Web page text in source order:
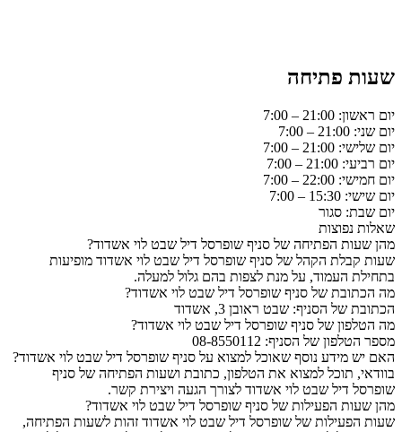
שעות פתיחה
יום ראשון: 21:00 – 7:00
יום שני: 21:00 – 7:00
יום שלישי: 21:00 – 7:00
יום רביעי: 21:00 – 7:00
יום חמישי: 22:00 – 7:00
יום שישי: 15:30 – 7:00
יום שבת: סגור
שאלות נפוצות
מהן שעות הפתיחה של סניף שופרסל דיל שבט לוי אשדוד?
שעות קבלת הקהל של סניף שופרסל דיל שבט לוי אשדוד מופיעות
בתחילת העמוד, על מנת לצפות בהם גלול למעלה.
מה הכתובת של סניף שופרסל דיל שבט לוי אשדוד?
הכתובת של הסניף: שבט ראובן 3, אשדוד
מה הטלפון של סניף שופרסל דיל שבט לוי אשדוד?
מספר הטלפון של הסניף: 08-8550112
האם יש מידע נוסף שאוכל למצוא על סניף שופרסל דיל שבט לוי אשדוד?
בוודאי, תוכל למצוא את הטלפון, כתובת ושעות הפתיחה של סניף
שופרסל דיל שבט לוי אשדוד לצורך הגעה ויצירת קשר.
מהן שעות הפעילות של סניף שופרסל דיל שבט לוי אשדוד?
שעות הפעילות של שופרסל דיל שבט לוי אשדוד זהות לשעות הפתיחה,